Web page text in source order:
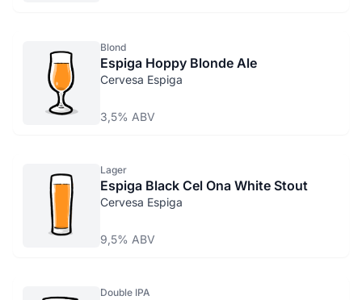
Blond
Espiga Hoppy Blonde Ale
Cervesa Espiga
3,5% ABV
Lager
Espiga Black Cel Ona White Stout
Cervesa Espiga
9,5% ABV
Double IPA